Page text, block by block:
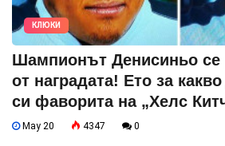
КЛЮКИ
Шампионът Денисиньо се
от наградата! Ето за
си фаворита на „Хелс
May 20 4347 0